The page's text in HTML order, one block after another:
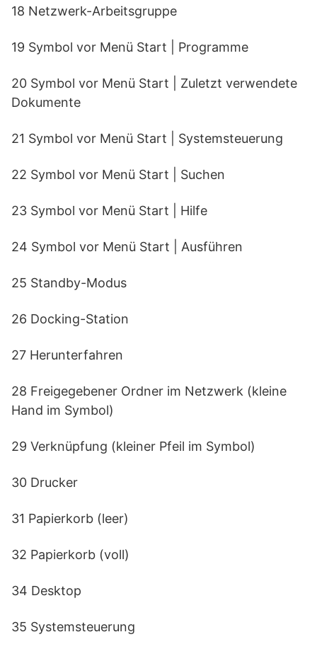
18 Netzwerk-Arbeitsgruppe
19 Symbol vor Menü Start | Programme
20 Symbol vor Menü Start | Zuletzt verwendete
Dokumente
21 Symbol vor Menü Start | Systemsteuerung
22 Symbol vor Menü Start | Suchen
23 Symbol vor Menü Start | Hilfe
24 Symbol vor Menü Start | Ausführen
25 Standby-Modus
26 Docking-Station
27 Herunterfahren
28 Freigegebener Ordner im Netzwerk (kleine
Hand im Symbol)
29 Verknüpfung (kleiner Pfeil im Symbol)
30 Drucker
31 Papierkorb (leer)
32 Papierkorb (voll)
34 Desktop
35 Systemsteuerung